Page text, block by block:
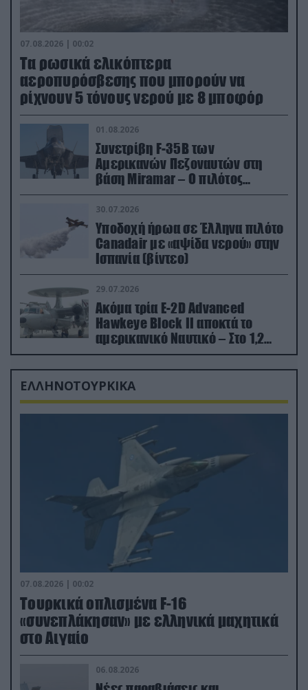
07.08.2026 | 00:02
Τα ρωσικά ελικόπτερα
αεροπυρόσβεσης που μπορούν να
ρίχνουν 5 τόνους νερού με 8 μποφόρ
01.08.2026
Συνετρίβη F-35B των
Αμερικανών Πεζοναυτών στη
βάση Miramar – Ο πιλότος
εκτινάχθηκε εγκαίρως
30.07.2026
Υποδοχή ήρωα σε Έλληνα πιλότο
Canadair με «αψίδα νερού» στην
Ισπανία (βίντεο)
29.07.2026
Ακόμα τρία E-2D Advanced
Hawkeye Block II αποκτά το
αμερικανικό Ναυτικό – Στο 1,2
δισ.δολάρια το κόστος
ΕΛΛΗΝΟΤΟΥΡΚΙΚΑ
07.08.2026 | 00:02
Τουρκικά οπλισμένα F-16
«συνεπλάκησαν» με ελληνικά μαχητικά
στο Αιγαίο
06.08.2026